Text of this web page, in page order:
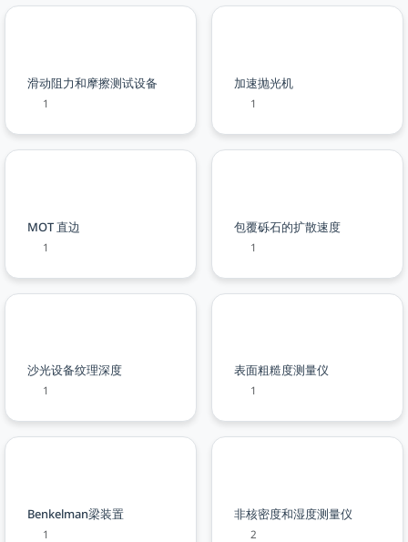
滑动阻力和摩擦测试设备
1
加速抛光机
1
MOT 直边
1
包覆砾石的扩散速度
1
沙光设备纹理深度
1
表面粗糙度测量仪
1
Benkelman梁装置
1
非核密度和湿度测量仪
2